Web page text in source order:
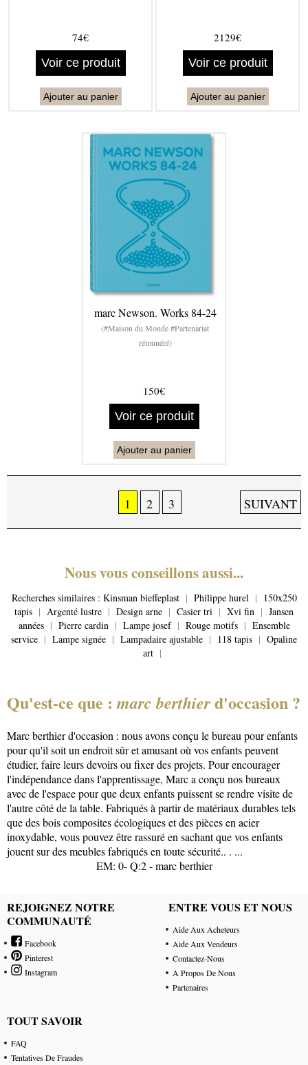
74€
Voir ce produit
Ajouter au panier
2129€
Voir ce produit
Ajouter au panier
marc Newson. Works 84-24
(#Maison du Monde #Partenariat
rémunéré)
150€
Voir ce produit
Ajouter au panier
1 2 3 SUIVANT
Nous vous conseillons aussi...
Recherches similaires : Kinsman bieffeplast | Philippe hurel | 150x250
tapis | Argenté lustre | Design arne | Casier tri | Xvi fin | Jansen
années | Pierre cardin | Lampe josef | Rouge motifs | Ensemble
service | Lampe signée | Lampadaire ajustable | 118 tapis | Opaline
art |
Qu'est-ce que :marc berthierd'occasion ?
Marc berthier d'occasion : nous avons conçu le bureau pour enfants
pour qu'il soit un endroit sûr et amusant où vos enfants peuvent
étudier, faire leurs devoirs ou fixer des projets. Pour encourager
l'indépendance dans l'apprentissage, Marc a conçu nos bureaux
avec de l'espace pour que deux enfants puissent se rendre visite de
l'autre côté de la table. Fabriqués à partir de matériaux durables tels
que des bois composites écologiques et des pièces en acier
inoxydable, vous pouvez être rassuré en sachant que vos enfants
jouent sur des meubles fabriqués en toute sécurité.. . ...
EM: 0- Q:2 - marc berthier
REJOIGNEZ NOTRE
COMMUNAUTÉ
Facebook
Pinterest
Instagram
ENTRE VOUS ET NOUS
Aide Aux Acheteurs
Aide Aux Vendeurs
Contactez-Nous
A Propos De Nous
Partenaires
TOUT SAVOIR
FAQ
Tentatives De Fraudes